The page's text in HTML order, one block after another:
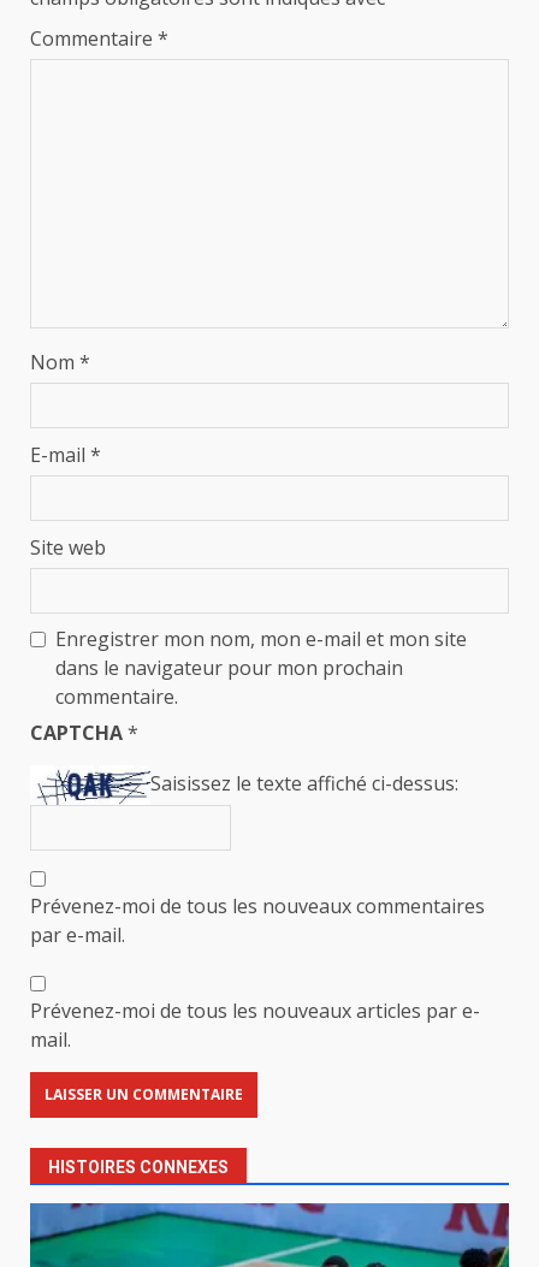
Commentaire *
Nom *
E-mail *
Site web
Enregistrer mon nom, mon e-mail et mon site
dans le navigateur pour mon prochain
commentaire.
CAPTCHA*
Saisissez le texte affiché ci-dessus:
Prévenez-moi de tous les nouveaux commentaires
par e-mail.
Prévenez-moi de tous les nouveaux articles par e-
mail.
HISTOIRES CONNEXES